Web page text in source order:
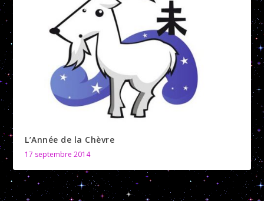
L’Année de la Chèvre
17 septembre 2014